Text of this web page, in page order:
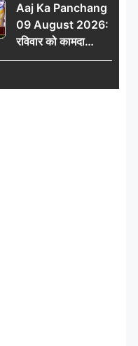
योग
Aaj Ka Panchang
09 August 2026:
रविवार को कामदा
एकादशी का व्रत, जानें
और शुभ समय